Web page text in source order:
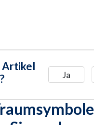
Artikel
Ja